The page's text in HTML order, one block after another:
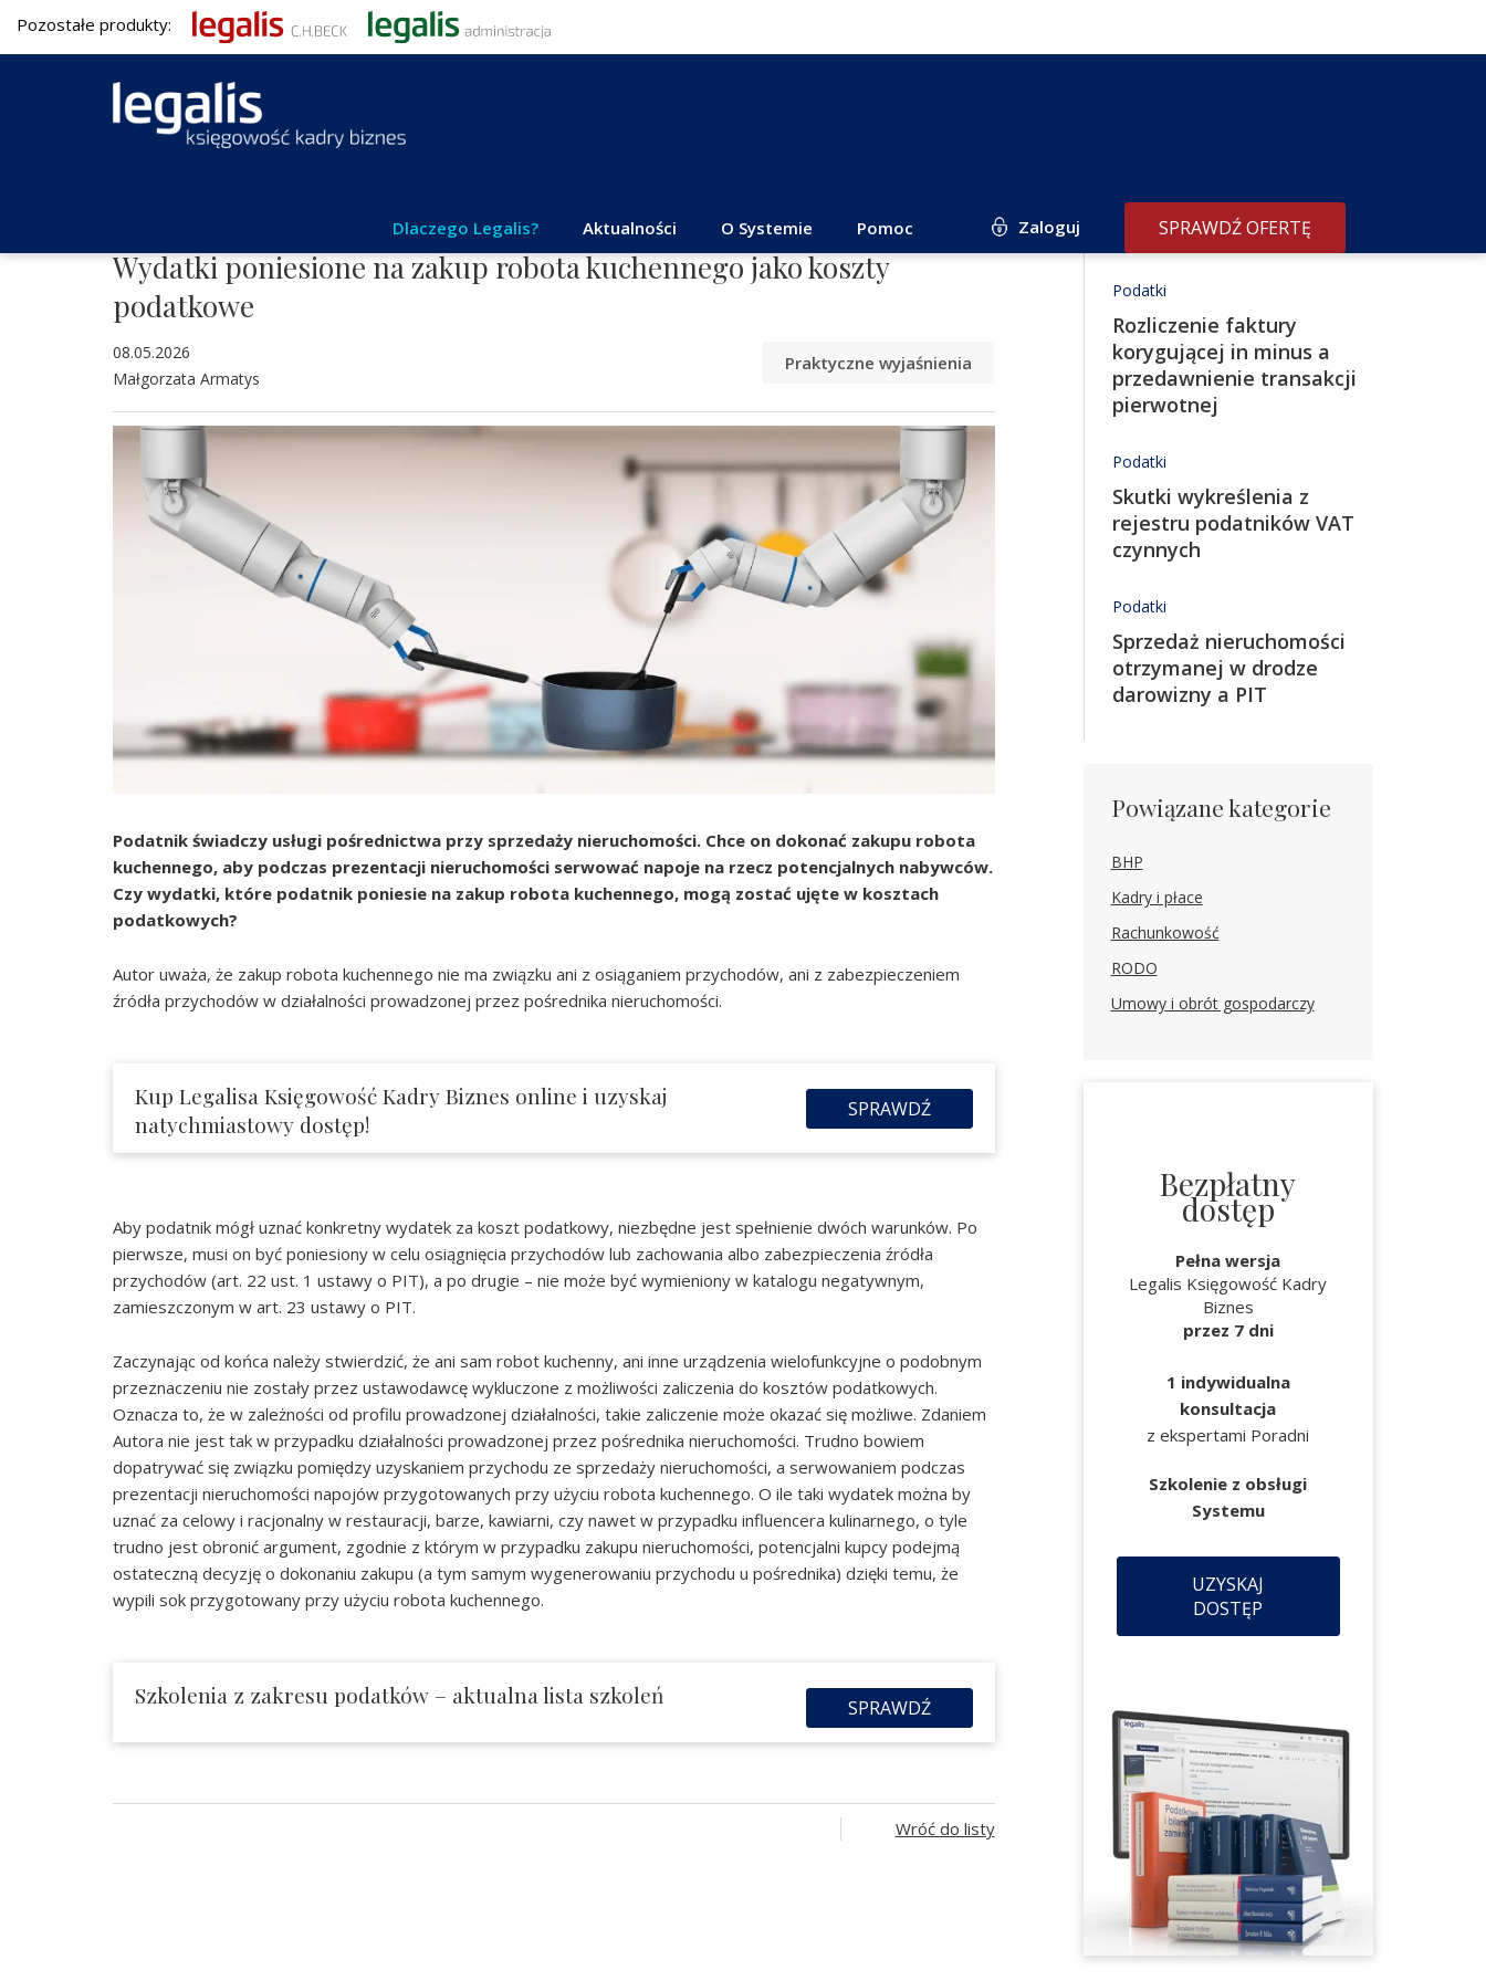
Pozostałe produkty:
Dlaczego Legalis? Aktualności O Systemie Pomoc Zaloguj SPRAWDŹ OFERTĘ
Wydatki poniesione na zakup robota kuchennego jako koszty
podatkowe
08.05.2026
Małgorzata Armatys
Praktyczne wyjaśnienia
Podatnik świadczy usługi pośrednictwa przy sprzedaży nieruchomości. Chce on dokonać zakupu robota
kuchennego, aby podczas prezentacji nieruchomości serwować napoje na rzecz potencjalnych nabywców.
Czy wydatki, które podatnik poniesie na zakup robota kuchennego, mogą zostać ujęte w kosztach
podatkowych?
Autor uważa, że zakup robota kuchennego nie ma związku ani z osiąganiem przychodów, ani z zabezpieczeniem
źródła przychodów w działalności prowadzonej przez pośrednika nieruchomości.
Kup Legalisa Księgowość Kadry Biznes online i uzyskaj
natychmiastowy dostęp!
SPRAWDŹ
Aby podatnik mógł uznać konkretny wydatek za koszt podatkowy, niezbędne jest spełnienie dwóch warunków. Po
pierwsze, musi on być poniesiony w celu osiągnięcia przychodów lub zachowania albo zabezpieczenia źródła
przychodów (art. 22 ust. 1 ustawy o PIT), a po drugie – nie może być wymieniony w katalogu negatywnym,
zamieszczonym w art. 23 ustawy o PIT.
Zaczynając od końca należy stwierdzić, że ani sam robot kuchenny, ani inne urządzenia wielofunkcyjne o podobnym
przeznaczeniu nie zostały przez ustawodawcę wykluczone z możliwości zaliczenia do kosztów podatkowych.
Oznacza to, że w zależności od profilu prowadzonej działalności, takie zaliczenie może okazać się możliwe. Zdaniem
Autora nie jest tak w przypadku działalności prowadzonej przez pośrednika nieruchomości. Trudno bowiem
dopatrywać się związku pomiędzy uzyskaniem przychodu ze sprzedaży nieruchomości, a serwowaniem podczas
prezentacji nieruchomości napojów przygotowanych przy użyciu robota kuchennego. O ile taki wydatek można by
uznać za celowy i racjonalny w restauracji, barze, kawiarni, czy nawet w przypadku influencera kulinarnego, o tyle
trudno jest obronić argument, zgodnie z którym w przypadku zakupu nieruchomości, potencjalni kupcy podejmą
ostateczną decyzję o dokonaniu zakupu (a tym samym wygenerowaniu przychodu u pośrednika) dzięki temu, że
wypili sok przygotowany przy użyciu robota kuchennego.
Szkolenia z zakresu podatków – aktualna lista szkoleń SPRAWDŹ
Wróć do listy
Redakcja poleca
Podatki
Rozliczenie faktury
korygującej in minus a
przedawnienie transakcji
pierwotnej
Podatki
Skutki wykreślenia z
rejestru podatników VAT
czynnych
Podatki
Sprzedaż ​nieruchomości
otrzymanej w drodze ​
darowizny a PIT
Powiązane kategorie
BHP
Kadry i płace
Rachunkowość
RODO
Umowy i obrót gospodarczy
Bezpłatny
dostęp
Pełna wersja
Legalis Księgowość Kadry
Biznes
przez 7 dni
1 indywidualna
konsultacja
z ekspertami Poradni
Szkolenie z obsługi
Systemu
UZYSKAJ
DOSTĘP